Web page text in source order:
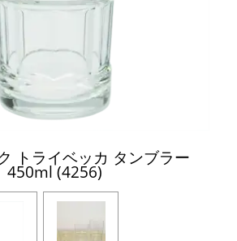
トライベッカ タンブラー
450ml (4256)